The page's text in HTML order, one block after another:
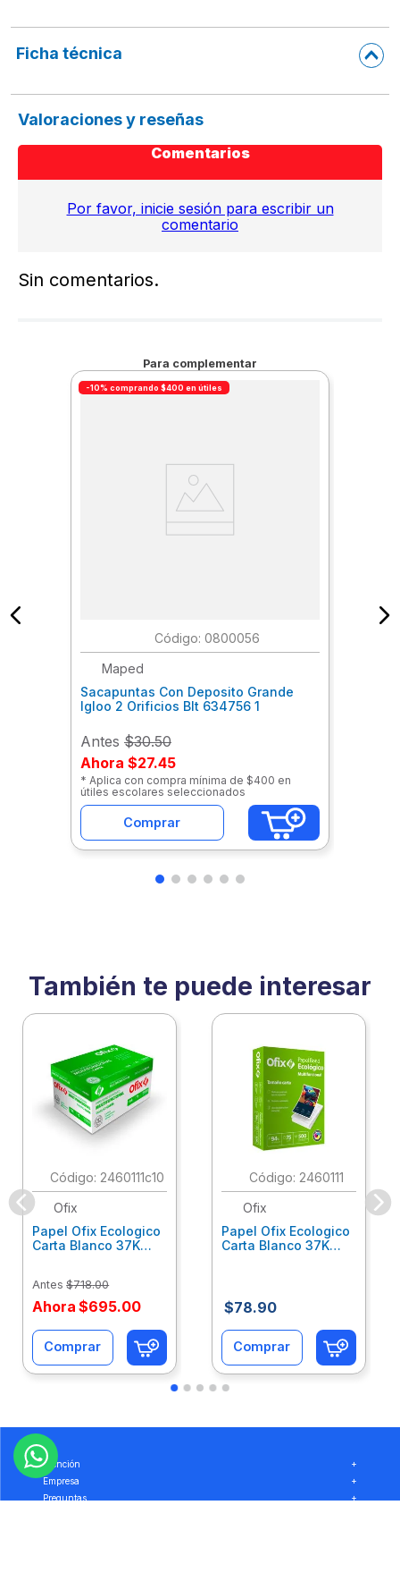
Ficha técnica
Valoraciones y reseñas
Comentarios
Por favor, inicie sesión para escribir un
comentario
Sin comentarios.
Para complementar
-10% comprando $400 en útiles
: 0800056
Maped
Sacapuntas Con Deposito Grande
Igloo 2 Orificios Blt 634756 1
Antes $30.50
Ahora $27.45
* Aplica con compra mínima de $400 en
útiles escolares seleccionados
Comprar
También te puede interesar
: 2460111c10
Ofix
Papel Ofix Ecologico
Carta Blanco 37K
Antes $718.00
Ahora $695.00
Comprar
: 2460111
Ofix
Papel Ofix Ecologico
Carta Blanco 37K
$78.90
Comprar
Atención
+
Empresa
+
Preguntas
+